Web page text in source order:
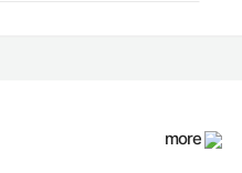
more